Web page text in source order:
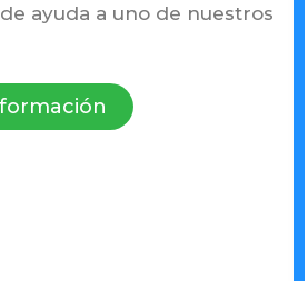
ayuda a uno de nuestros